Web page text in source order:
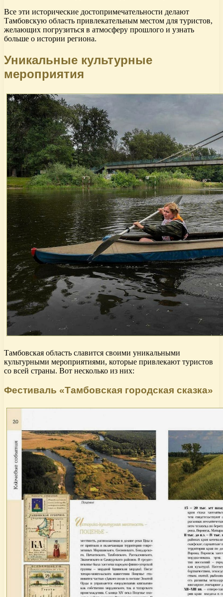
Все эти исторические достопримечательности делают
Тамбовскую область привлекательным местом для туристов,
желающих погрузиться в атмосферу прошлого и узнать
больше о истории региона.
Уникальные культурные
мероприятия
Тамбовская область славится своими уникальными
культурными мероприятиями, которые привлекают туристов
со всей страны. Вот несколько из них:
Фестиваль «Тамбовская городская сказка»